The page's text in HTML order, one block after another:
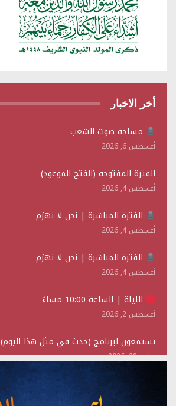
أخر الاخبار
مساحة صوت الشعب
أغسطس 6, 2026
الفترة المفتوحة (الفتح الموعود)
أغسطس 4, 2026
الفترة المباشرة | نحن لا نهزم
أغسطس 4, 2026
الفترة المباشرة | نحن لا نهزم
أغسطس 4, 2026
الليلة | الساعة 10:00 مساءً
أغسطس 2, 2026
تستمعون لبرنامج (حدث في مثل هذا اليوم)
يوليو 28, 2026
(نحن لا نهزم) بث مباشر